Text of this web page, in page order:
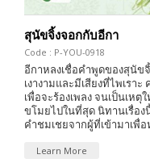
สุนัขจิ้งจอกกับอีกา
Code : P-YOU-0918
อีกาหลงเชื่อคำพูดของสุนัข
เงางามและมีเสียงที่ไพเรา
เพื่อจะร้องเพลง จนเป็นเห
ขโมยไปในที่สุด นิทานเรื่อง
คำชมเชยจากผู้ที่เข้ามาเพื่
Learn More